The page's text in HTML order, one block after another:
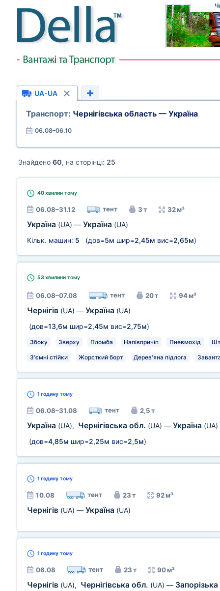
UA-UA
Транспорт: Чернігівська область — Україна
06.08–06.10
Знайдено 60, на сторінці: 25
40 хвилин тому
06.08–31.12 тент 3 т 32 м³
Україна (UA) — Україна (UA)
Кільк. машин: 5 (дов=5м шир=2,45м вис=2,65м)
53 хвилини тому
06.08–07.08 тент 20 т 94 м³
Чернігів (UA) — Україна (UA)
(дов=13,6м шир=2,45м вис=2,75м)
Збоку Зверху Пломба Напівпричіп Пневмохід
З'ємні стійки Жорсткий борт Дерев'яна підлога
1 годину тому
06.08–31.08 тент 2,5 т
Україна (UA), Чернігівська обл. (UA) — Україна (UA)
(дов=4,85м шир=2,25м вис=2,5м)
1 годину тому
10.08 тент 23 т 92 м³
Чернігів (UA) — Україна (UA)
1 годину тому
06.08 тент 23 т 90 м³
Чернігів (UA), Чернігівська обл. (UA) —